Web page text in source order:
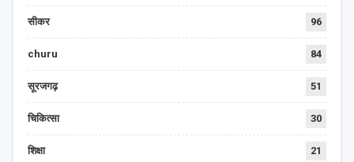
सीकर 96
churu 84
सूरजगढ़ 51
चिकित्सा 30
शिक्षा 21